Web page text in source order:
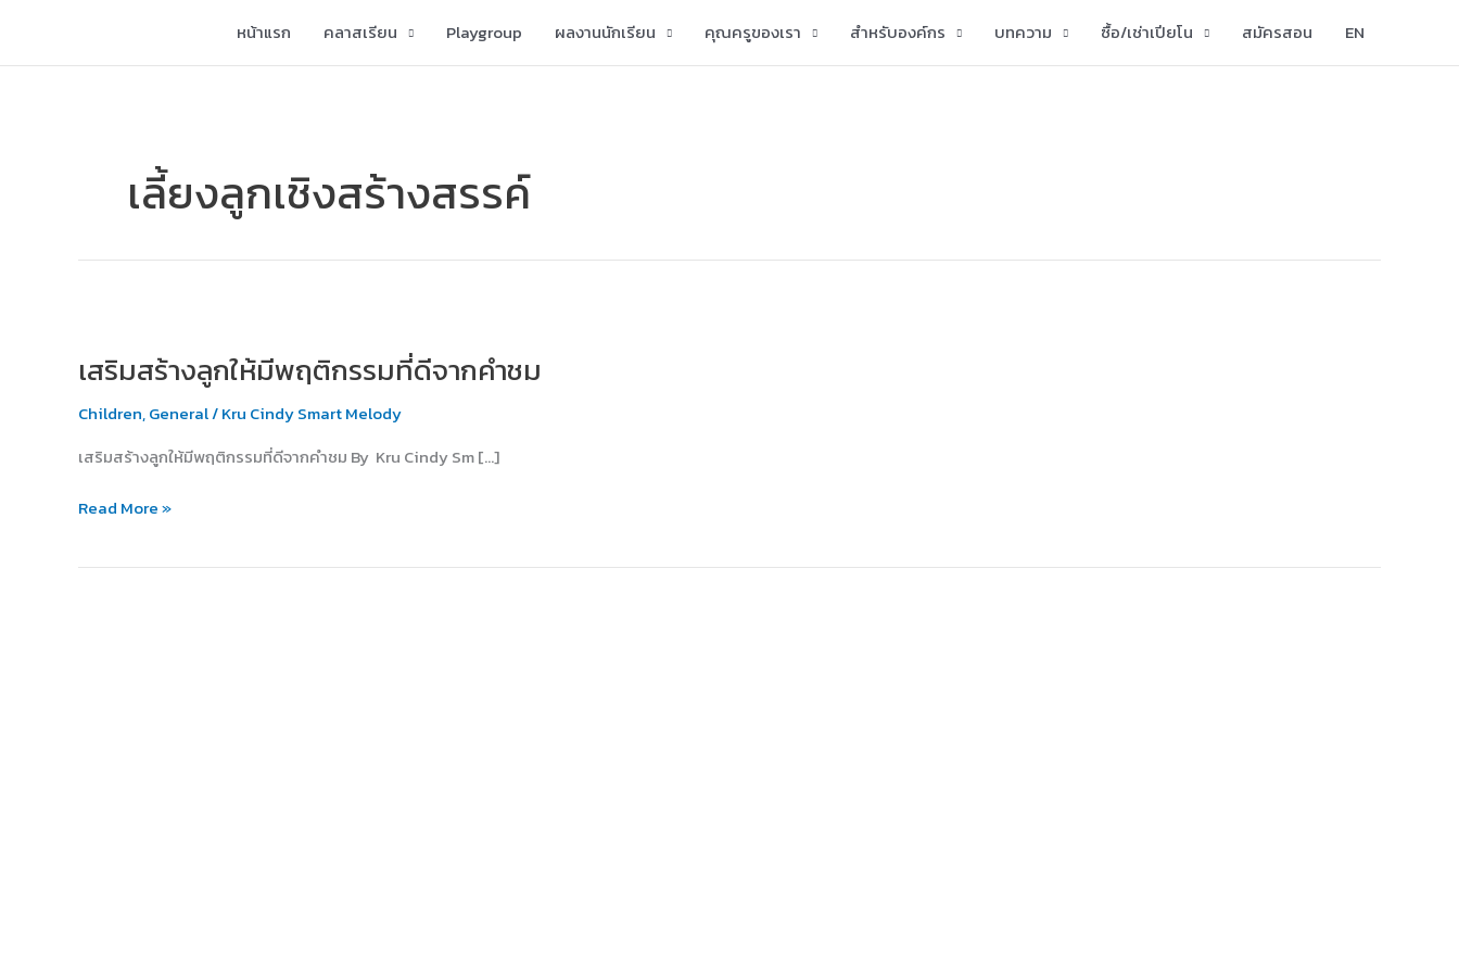
content
หน้าแรก คลาสเรียน Playgroup ผลงานนักเรียน คุณครูของเรา สำหรับองค์กร บทความ ซื้อ/เช่าเปียโน สมัครสอน EN
เลี้ยงลูกเชิงสร้างสรรค์
เสริมสร้างลูกให้มีพฤติกรรมที่ดีจากคำชม
Children,General/Kru Cindy Smart Melody
เสริมสร้างลูกให้มีพฤติกรรมที่ดีจากคำชม By Kru Cindy Sm […]
ลูก
มี
ที่
จาก
Read More »